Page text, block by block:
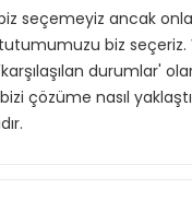
seçemeyiz ancak
tutumumuzu biz seçeriz.
durumlar'
çözüme nasıl
de iş hayatı için gerekli
ana konuları ve